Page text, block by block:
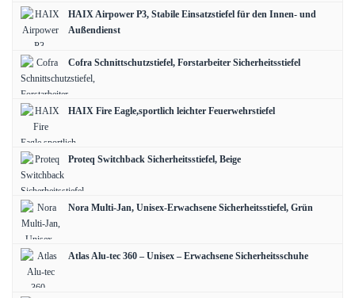
HAIX Airpower P3, Stabile Einsatzstiefel für den Innen- und
Außendienst
Cofra Schnittschutzstiefel, Forstarbeiter Sicherheitsstiefel
HAIX Fire Eagle,sportlich leichter Feuerwehrstiefel
Proteq Switchback Sicherheitsstiefel, Beige
Nora Multi-Jan, Unisex-Erwachsene Sicherheitsstiefel, Grün
Atlas Alu-tec 360 – Unisex – Erwachsene Sicherheitsschuhe